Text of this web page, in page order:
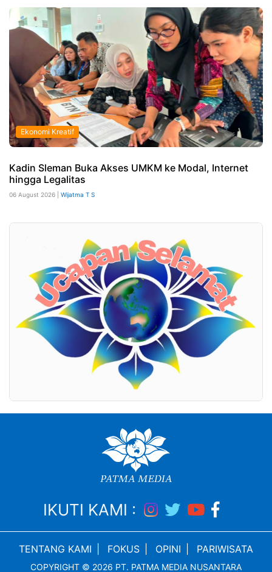
Ekonomi Kreatif
Kadin Sleman Buka Akses UMKM ke Modal, Internet
hingga Legalitas
06 August 2026 | Wijatma T S
IKUTI KAMI :
TENTANG KAMI FOKUS OPINI PARIWISATA
COPYRIGHT © 2026 PT. PATMA MEDIA NUSANTARA